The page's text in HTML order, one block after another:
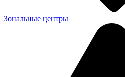
Зональные центры